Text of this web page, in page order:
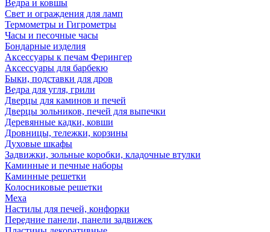
Ведра и ковшы
Свет и ограждения для ламп
Термометры и Гигрометры
Часы и песочные часы
Бондарные изделия
Аксессуары к печам Ферингер
Аксессуары для барбекю
Быки, подставки для дров
Ведра для угля, грили
Дверцы для каминов и печей
Дверцы зольников, печей для выпечки
Деревянные кадки, ковши
Дровницы, тележки, корзины
Духовые шкафы
Задвижки, зольные коробки, кладочные втулки
Каминные и печные наборы
Каминные решетки
Колосниковые решетки
Меха
Настилы для печей, конфорки
Передние панели, панели задвижек